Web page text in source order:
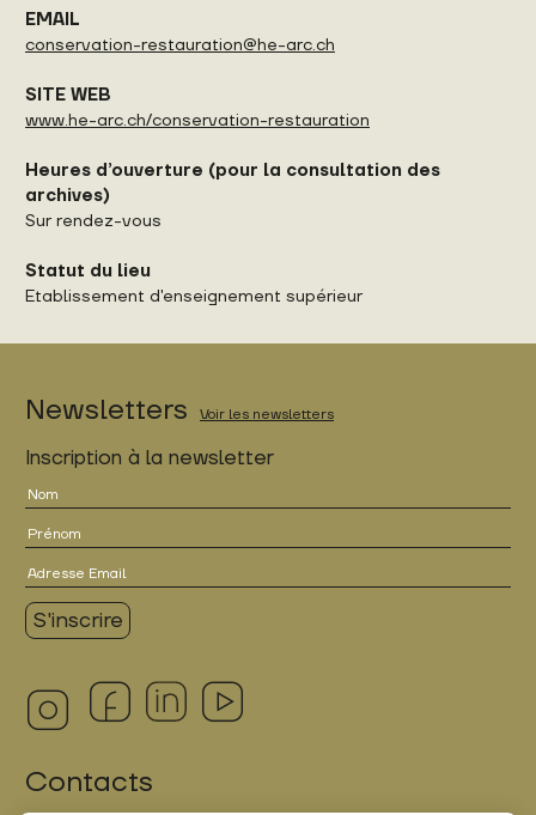
EMAIL
conservation-restauration@he-arc.ch
SITE WEB
www.he-arc.ch/conservation-restauration
Heures d’ouverture (pour la consultation des
archives)
Sur rendez-vous
Statut du lieu
Etablissement d'enseignement supérieur
Newsletters Voir les newsletters
Inscription à la newsletter
Contacts